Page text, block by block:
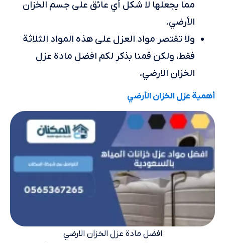
مما يجعلها لا شكل أي عائق على جسم الخزان
الأرضي.
ولا تقتصر مواد العزل على هذه المواد الثلاثة
فقط، ولكن قمنا بذكر لكم افضل مادة عزل
الخزان الارضي.
أهمية عزل الخزان الأرضي
افضل مادة عزل الخزان الارضي